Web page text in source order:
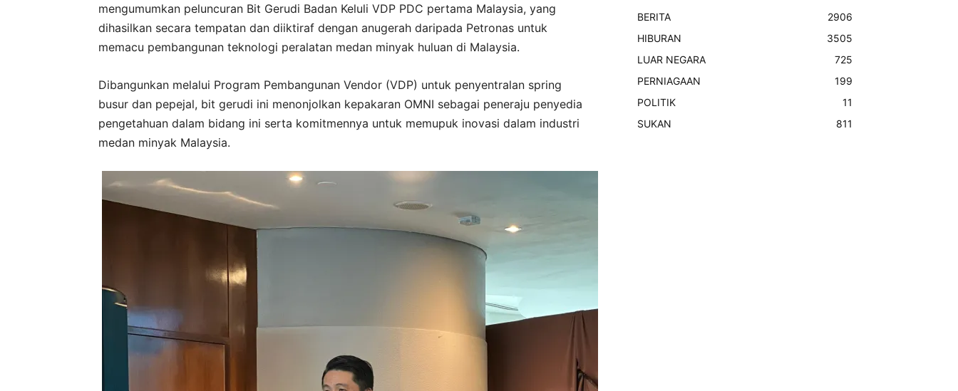
mengumumkan peluncuran Bit Gerudi Badan Keluli VDP PDC pertama Malaysia, yang
dihasilkan secara tempatan dan diiktiraf dengan anugerah daripada Petronas untuk
memacu pembangunan teknologi peralatan medan minyak huluan di Malaysia.
Dibangunkan melalui Program Pembangunan Vendor (VDP) untuk penyentralan spring
busur dan pepejal, bit gerudi ini menonjolkan kepakaran OMNI sebagai peneraju penyedia
pengetahuan dalam bidang ini serta komitmennya untuk memupuk inovasi dalam industri
medan minyak Malaysia.
BERITA
2906
HIBURAN
3505
LUAR NEGARA
725
PERNIAGAAN
199
POLITIK
11
SUKAN
811